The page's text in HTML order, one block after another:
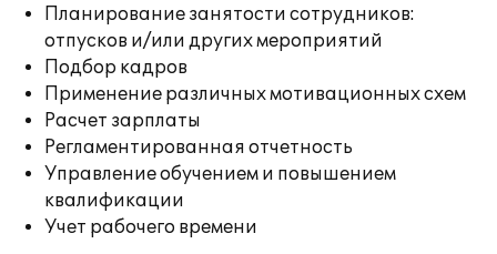
Планирование занятости сотрудников:
отпусков и/или других мероприятий
Подбор кадров
Применение различных мотивационных схем
Расчет зарплаты
Регламентированная отчетность
Управление обучением и повышением
квалификации
Учет рабочего времени